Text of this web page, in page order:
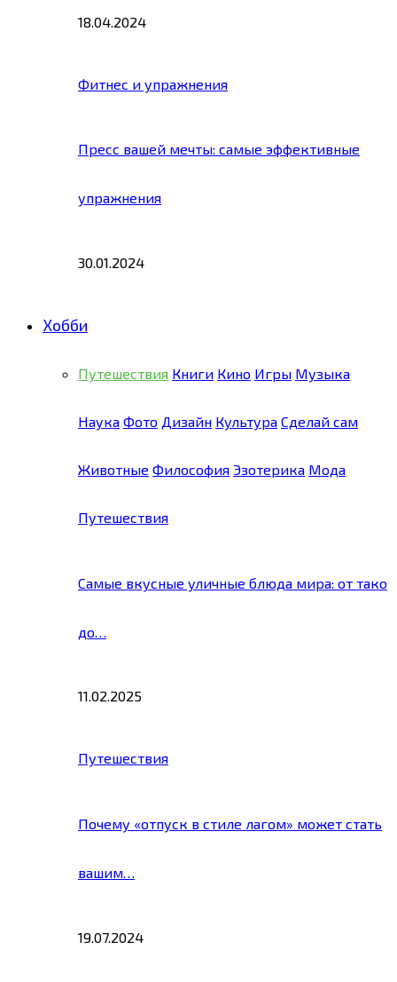
18.04.2024
Фитнес и упражнения
Пресс вашей мечты: самые эффективные
упражнения
30.01.2024
Хобби
Путешествия Книги Кино Игры Музыка
Наука Фото Дизайн Культура Сделай сам
Животные Философия Эзотерика Мода
Путешествия
Самые вкусные уличные блюда мира: от тако
до…
11.02.2025
Путешествия
Почему «отпуск в стиле лагом» может стать
вашим…
19.07.2024